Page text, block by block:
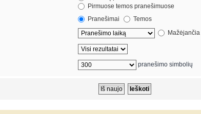
Pirmuose temos pranešimuose
Pranešimai
Temos
pranešimo simbolių